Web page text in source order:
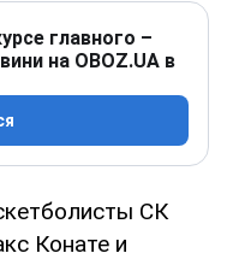
главного –
на OBOZ.UA в
СК
Конате и